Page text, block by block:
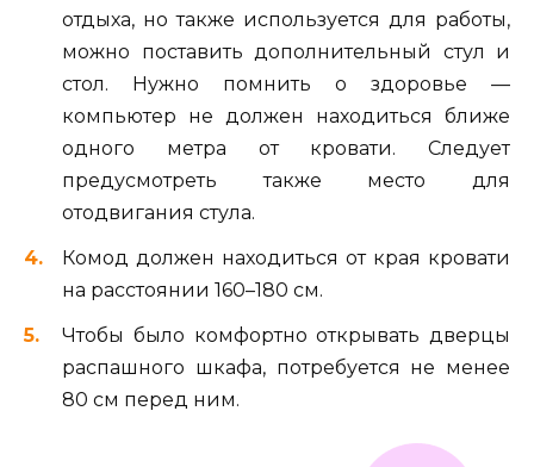
отдыха, но также используется для работы,
можно поставить дополнительный стул и
стол. Нужно помнить о здоровье —
компьютер не должен находиться ближе
одного метра от кровати. Следует
предусмотреть также место для
отодвигания стула.
Комод должен находиться от края кровати
на расстоянии 160–180 см.
Чтобы было комфортно открывать дверцы
распашного шкафа, потребуется не менее
80 см перед ним.